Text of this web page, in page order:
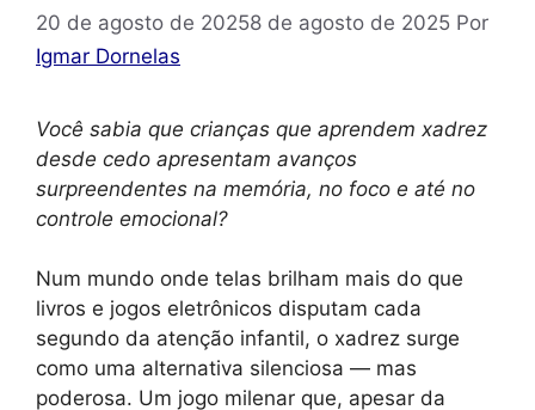
20 de agosto de 20258 de agosto de 2025 Por
Igmar Dornelas
Você sabia que crianças que aprendem xadrez
desde cedo apresentam avanços
surpreendentes na memória, no foco e até no
controle emocional?
Num mundo onde telas brilham mais do que
livros e jogos eletrônicos disputam cada
segundo da atenção infantil, o xadrez surge
como uma alternativa silenciosa — mas
poderosa. Um jogo milenar que, apesar da